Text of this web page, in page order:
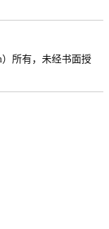
所有，未经书面授